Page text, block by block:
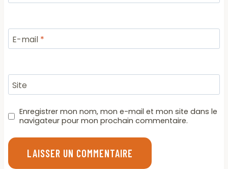
E-mail *
Site
Enregistrer mon nom, mon e-mail et mon site dans le
navigateur pour mon prochain commentaire.